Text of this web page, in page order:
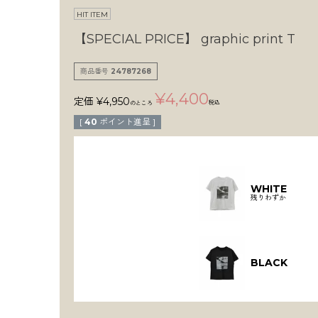
HIT ITEM
【SPECIAL PRICE】 graphic print T
商品番号 24787268
定価 ¥4,950 のところ ¥4,400税込
[ 40 ポイント進呈 ]
WHITE
残りわずか
BLACK